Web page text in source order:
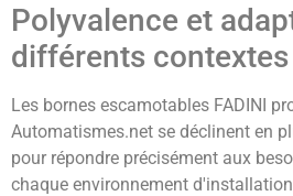
Polyvalence et
différents
Les bornes escamotables FADINI
Automatismes.net se déclinent en
pour répondre précisément aux
chaque environnement